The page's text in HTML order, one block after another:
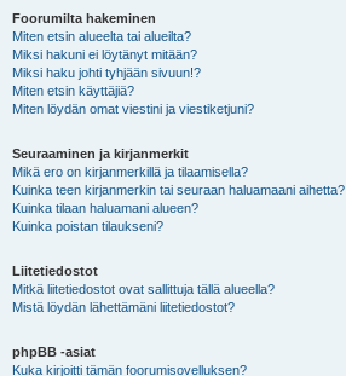
Foorumilta hakeminen
Miten etsin alueelta tai alueilta?
Miksi hakuni ei löytänyt mitään?
Miksi haku johti tyhjään sivuun!?
Miten etsin käyttäjiä?
Miten löydän omat viestini ja viestiketjuni?
Seuraaminen ja kirjanmerkit
Mikä ero on kirjanmerkillä ja tilaamisella?
Kuinka teen kirjanmerkin tai seuraan haluamaani aihetta?
Kuinka tilaan haluamani alueen?
Kuinka poistan tilaukseni?
Liitetiedostot
Mitkä liitetiedostot ovat sallittuja tällä alueella?
Mistä löydän lähettämäni liitetiedostot?
phpBB -asiat
Kuka kirjoitti tämän foorumisovelluksen?